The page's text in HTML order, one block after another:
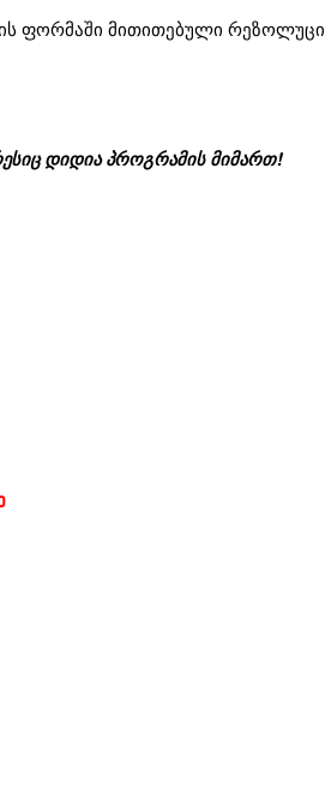
ფორმაში მითითებული
დიდია პროგრამის მიმართ!